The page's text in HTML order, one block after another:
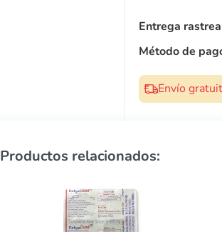
Entrega
Método de
Envío
Productos relacionados: